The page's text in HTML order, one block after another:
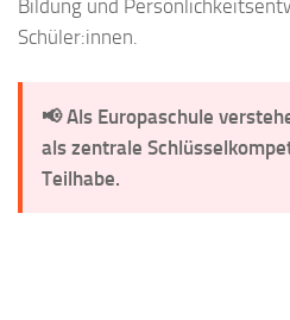
Bildung und
Schüler:innen.
📢 Als Europaschule
als zentrale
Teilhabe.